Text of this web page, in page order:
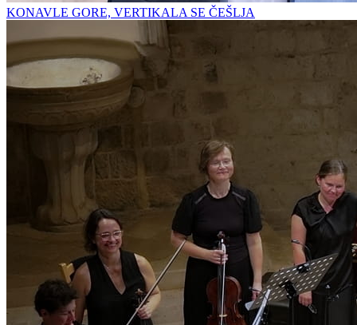
KONAVLE GORE, VERTIKALA SE ČEŠLJA